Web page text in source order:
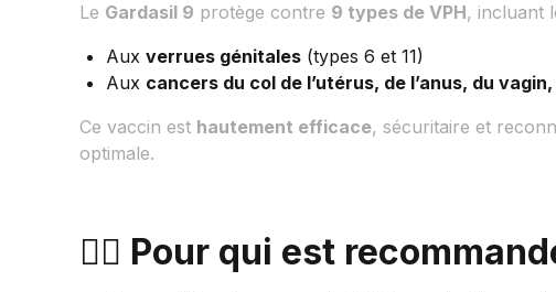
Le Gardasil 9 protège contre 9 types de VPH, incluant
Aux verrues génitales (types 6 et 11)
Aux cancers du col de l’utérus, de l’anus, du
Ce vaccin est hautement efficace, sécuritaire et
optimale.
👩‍⚕️ Pour qui est